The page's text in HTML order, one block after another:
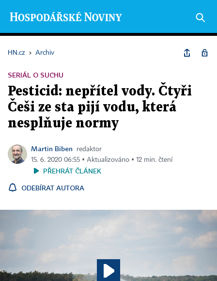
HN.cz › Archiv
SERIÁL O SUCHU
Pesticid: nepřítel vody. Čtyři
Češi ze sta pijí vodu, která
nesplňuje normy
Martin Biben
redaktor
15. 6. 2020 06:55 ▪ Aktualizováno ▪ 12 min. čtení
PŘEHRÁT ČLÁNEK
ODEBÍRAT AUTORA